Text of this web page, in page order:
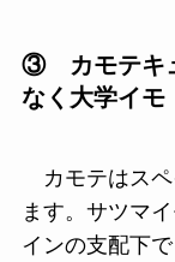
③ カモテキ
なく大学イモ
カモテはスペ
ます。サツマ
インの支配下